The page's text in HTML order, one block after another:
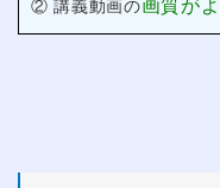
② 講義動画の画質が